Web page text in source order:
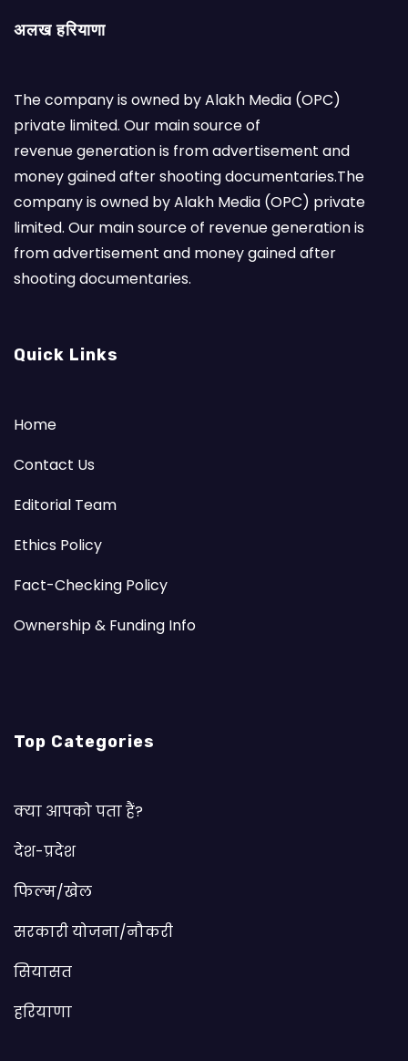
अलख हरियाणा
The company is owned by Alakh Media (OPC)
private limited. Our main source of
revenue generation is from advertisement and
money gained after shooting documentaries.The
company is owned by Alakh Media (OPC) private
limited. Our main source of revenue generation is
from advertisement and money gained after
shooting documentaries.
Quick Links
Home
Contact Us
Editorial Team
Ethics Policy
Fact-Checking Policy
Ownership & Funding Info
Top Categories
क्या आपको पता हैं?
देश-प्रदेश
फिल्म/खेल
सरकारी योजना/नौकरी
सियासत
हरियाणा